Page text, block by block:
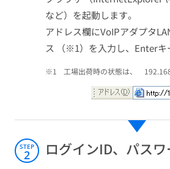
など）を起動します。
アドレス欄にVoIPアダプタ
ス （※1）を入力し、Enterキ
※1 工場出荷時の状態は、
STEP
2 ログインID、パス